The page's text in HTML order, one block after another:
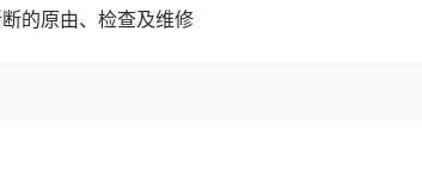
的原由、检查及维修